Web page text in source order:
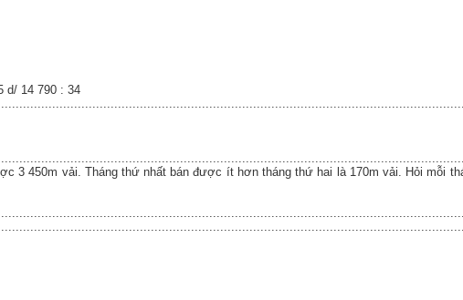
d/ 14 790 : 34
3 450m vải. Tháng thứ nhất bán được ít hơn tháng thứ hai là 170m vải. Hỏi mỗi